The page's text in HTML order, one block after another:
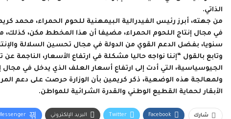
الذاتي.
من جهته، أبرز رئيس الفيدرالية البيمهنية للحوم الحمراء، محمد
سنويا، بفضل الدعم القوي من الدولة في مجال تحسين السلالة
الجيوسياسية، التي أدت إلى ارتفاع أسعار العلف الذي يدخل في مجال
ولمعالجة هذه الوضعية، ذكر كريمين بأن الوزارة حرصت على دعم
الأبقار لحماية القطيع الوطني والقدرة الشرائية للمواطن.
شارك Facebook
Twitter البريد الإلكتروني